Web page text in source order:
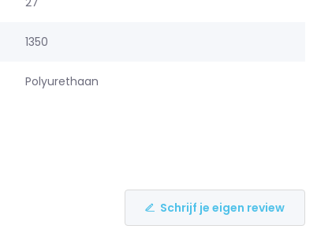
1350
Polyurethaan
Schrijf je eigen review